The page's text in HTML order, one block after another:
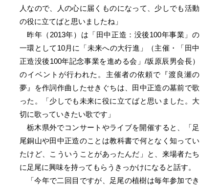
人なので、人の心に届くものになって、少しでも活動
の役に立てばと思いましたね」
昨年（2013年）は「田中正造：没後100年事業」の
一環として10月に「未来への大行進」（主催・「田中
正造没後100年記念事業を進める会」/坂原辰男会長）
のイベントが行われた。主催者の依頼で『渡良瀬の
夢』を作詞作曲したせきぐちは、田中正造の墓前で歌
った。「少しでも未来に役に立てばと思いました。大
切に歌っていきたい歌です」
栃木県外でコンサートやライブを開催すると、「足
尾銅山や田中正造のことは教科書で何となく知ってい
たけど、こういうことがあったんだ」と、来場者たち
に足尾に興味を持ってもらうきっかけになると話す。
「今年で二回目ですが、足尾の植樹は毎年参加でき